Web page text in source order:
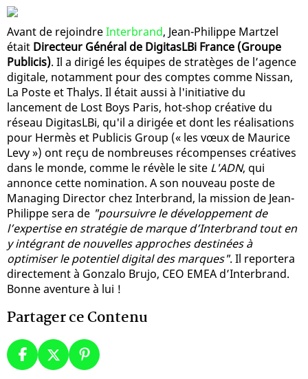
Avant de rejoindreInterbrand, Jean-Philippe Martzel
était Directeur Général de DigitasLBi France (Groupe
Publicis). Il a dirigé les équipes de stratèges de l’agence
digitale, notamment pour des comptes comme Nissan,
La Poste et Thalys. Il était aussi à l'initiative du
lancement de Lost Boys Paris, hot-shop créative du
réseau DigitasLBi, qu'il a dirigée et dont les réalisations
pour Hermès et Publicis Group (« les vœux de Maurice
Levy ») ont reçu de nombreuses récompenses créatives
dans le monde, comme le révèle le site L'ADN, qui
annonce cette nomination. A son nouveau poste de
Managing Director chez Interbrand, la mission de Jean-
Philippe sera de "poursuivre le développement de
l’expertise en stratégie de marque d’Interbrand tout en
y intégrant de nouvelles approches destinées à
optimiser le potentiel digital des marques". Il reportera
directement à Gonzalo Brujo, CEO EMEA d’Interbrand.
Bonne aventure à lui !
Partager ce Contenu